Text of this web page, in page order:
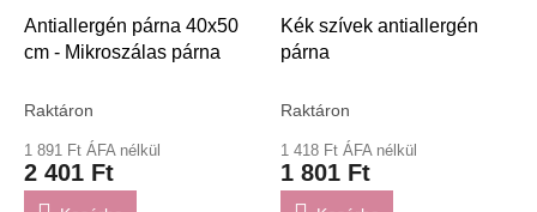
Antiallergén párna 40x50
cm - Mikroszálas párna
Raktáron
1 891 Ft ÁFA nélkül
2 401 Ft
Kék szívek antiallergén
párna
Raktáron
1 418 Ft ÁFA nélkül
1 801 Ft